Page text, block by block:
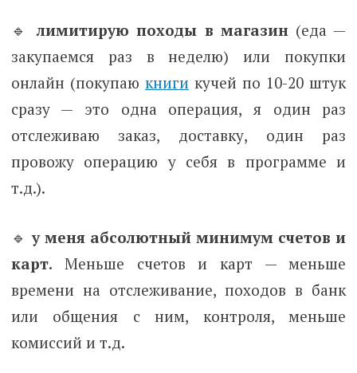
🔹лимитирую походы в магазин(еда —
закупаемся раз в неделю) или покупки
онлайн (покупаю книги кучей по 10-20 штук
сразу — это одна операция, я один раз
отслеживаю заказ, доставку, один раз
провожу операцию у себя в программе и
т.д.).
🔹у меня абсолютный минимум счетов и
карт. Меньше счетов и карт — меньше
времени на отслеживание, походов в банк
или общения с ним, контроля, меньше
комиссий и т.д.